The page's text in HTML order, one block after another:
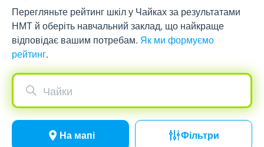
Перегляньте рейтинг шкіл у Чайках за результатами
НМТ й оберіть навчальний заклад, що найкраще
відповідає вашим потребам. Як ми формуємо
рейтинг.
Чайки
На мапі Фільтри